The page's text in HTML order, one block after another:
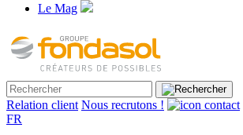
Le Mag
Relation client Nous recrutons !
FR